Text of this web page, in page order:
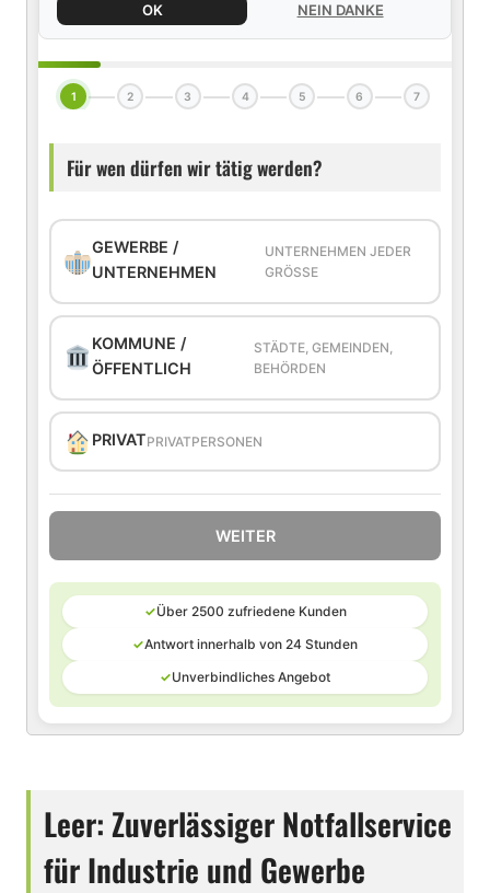
OK NEIN DANKE
1 2 3 4 5 6 7
Für wen dürfen wir tätig werden?
GEWERBE /
UNTERNEHMEN
UNTERNEHMEN JEDER
GRÖSSE
KOMMUNE /
ÖFFENTLICH
STÄDTE, GEMEINDEN,
BEHÖRDEN
PRIVATPRIVATPERSONEN
WEITER
✓Über 2500 zufriedene Kunden
✓Antwort innerhalb von 24 Stunden
✓Unverbindliches Angebot
Leer: Zuverlässiger Notfallservice
für Industrie und Gewerbe